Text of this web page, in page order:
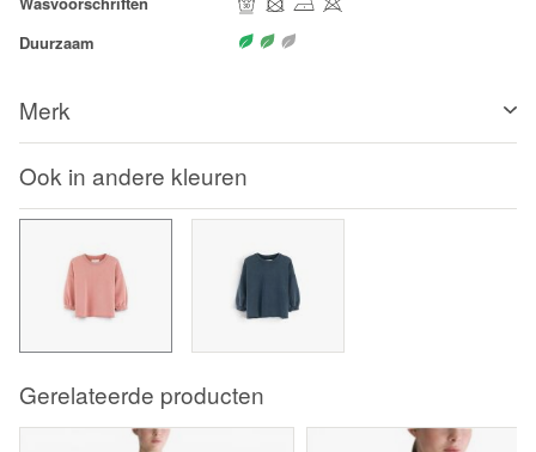
Duurzaam
Merk
Ook in andere kleuren
Gerelateerde producten